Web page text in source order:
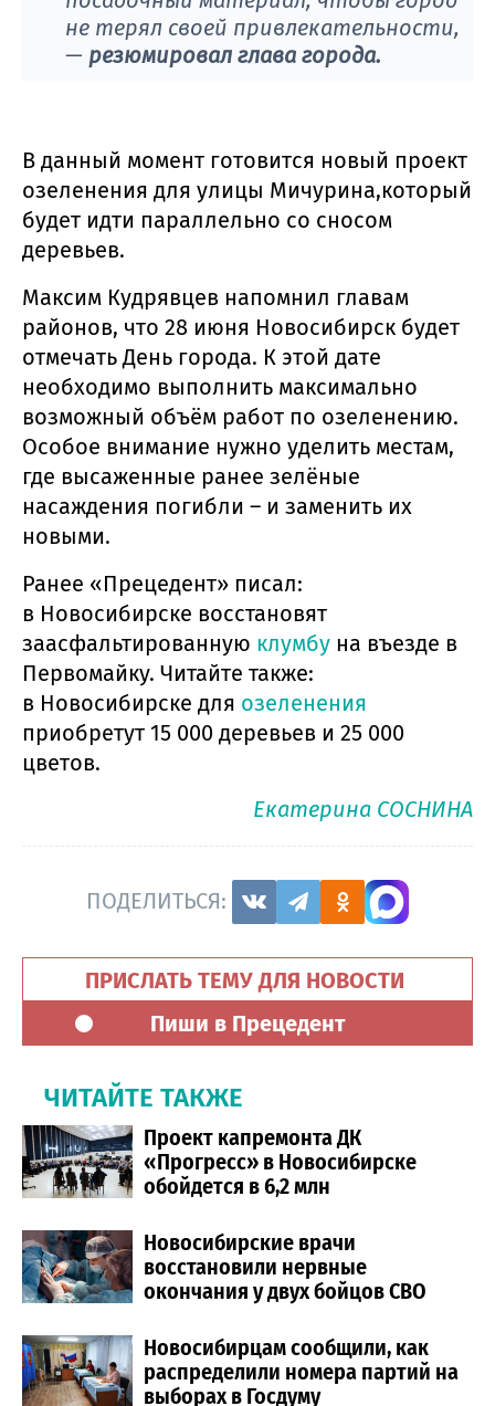
не терял своей привлекательности,
— резюмировал глава города.
В данный момент готовится новый проект
озеленения для улицы Мичурина,который
будет идти параллельно со сносом
деревьев.
Максим Кудрявцев напомнил главам
районов, что 28 июня Новосибирск будет
отмечать День города. К этой дате
необходимо выполнить максимально
возможный объём работ по озеленению.
Особое внимание нужно уделить местам,
где высаженные ранее зелёные
насаждения погибли – и заменить их
новыми.
Ранее «Прецедент» писал:
в Новосибирске восстановят
заасфальтированную клумбу на въезде в
Первомайку. Читайте также:
в Новосибирске для озеленения
приобретут 15 000 деревьев и 25 000
цветов.
Екатерина СОСНИНА
ПОДЕЛИТЬСЯ:
ПРИСЛАТЬ ТЕМУ ДЛЯ НОВОСТИ
Пиши в Прецедент
ЧИТАЙТЕ ТАКЖЕ
Проект капремонта ДК
«Прогресс» в Новосибирске
обойдется в 6,2 млн
Новосибирские врачи
восстановили нервные
окончания у двух бойцов СВО
Новосибирцам сообщили, как
распределили номера партий на
выборах в Госдуму